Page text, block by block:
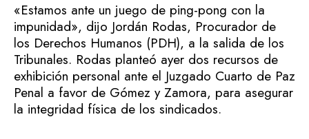
«Estamos ante un juego de ping-pong con la
impunidad», dijo Jordán Rodas, Procurador de
los Derechos Humanos (PDH), a la salida de los
Tribunales. Rodas planteó ayer dos recursos de
exhibición personal ante el Juzgado Cuarto de Paz
Penal a favor de Gómez y Zamora, para asegurar
la integridad física de los sindicados.